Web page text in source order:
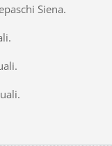
Siena.